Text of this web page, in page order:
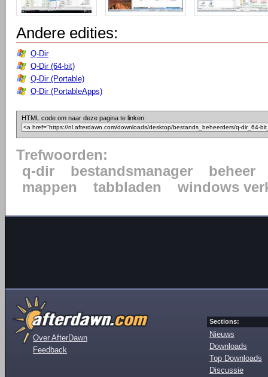
Andere edities:
Q-Dir
Q-Dir (64-bit)
Q-Dir (Portable)
Q-Dir (PortableApps)
HTML code om naar deze pagina te linken:
Trefwoorden:
q-dir
bestandsmanager
beheer
mappen
tabbladen windows
Over AfterDawn
Feedback
Sections:
Nieuws
Downloads
Top Downloads
Discussie